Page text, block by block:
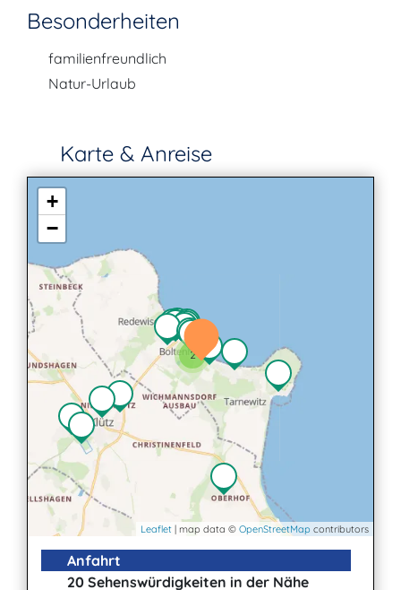
Besonderheiten
familienfreundlich
Natur-Urlaub
Karte & Anreise
2
+
−
Leaflet | map data © OpenStreetMap contributors
Anfahrt
20 Sehenswürdigkeiten in der Nähe